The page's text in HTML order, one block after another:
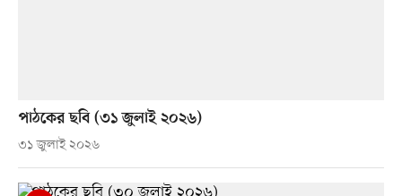
পাঠকের ছবি (৩১ জুলাই ২০২৬)
৩১ জুলাই ২০২৬